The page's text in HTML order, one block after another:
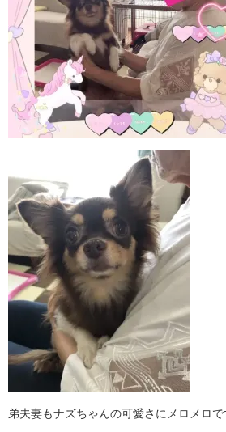
弟夫妻もナズちゃんの可愛さにメロメロ